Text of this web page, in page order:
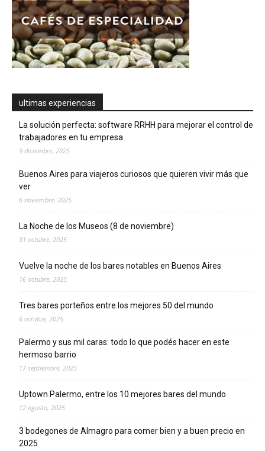
ultimas experiencias
La solución perfecta: software RRHH para mejorar el control de
trabajadores en tu empresa
9 diciembre, 2025
Buenos Aires para viajeros curiosos que quieren vivir más que
ver
6 noviembre, 2025
La Noche de los Museos (8 de noviembre)
31 octubre, 2025
Vuelve la noche de los bares notables en Buenos Aires
16 octubre, 2025
Tres bares porteños entre los mejores 50 del mundo
6 octubre, 2025
Palermo y sus mil caras: todo lo que podés hacer en este
hermoso barrio
17 septiembre, 2025
Uptown Palermo, entre los 10 mejores bares del mundo
12 agosto, 2025
3 bodegones de Almagro para comer bien y a buen precio en
2025